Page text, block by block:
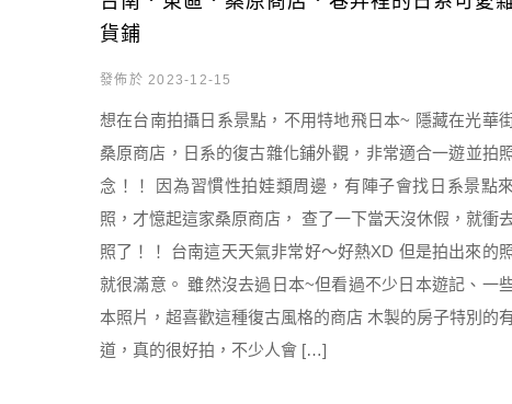
貨鋪
發佈於 2023-12-15
想在台南拍攝日系景點，不用特地飛日本~ 隱藏在光華
桑原商店，日系的復古雜化鋪外觀，非常適合一遊並拍
念！！ 因為習慣性拍娃類周邊，有陣子會找日系景點
照，才憶起這家桑原商店， 查了一下當天沒休假，就衝
照了！！ 台南這天天氣非常好～好熱XD 但是拍出來的
就很滿意。 雖然沒去過日本~但看過不少日本遊記、一
本照片，超喜歡這種復古風格的商店 木製的房子特別的
道，真的很好拍，不少人會 […]